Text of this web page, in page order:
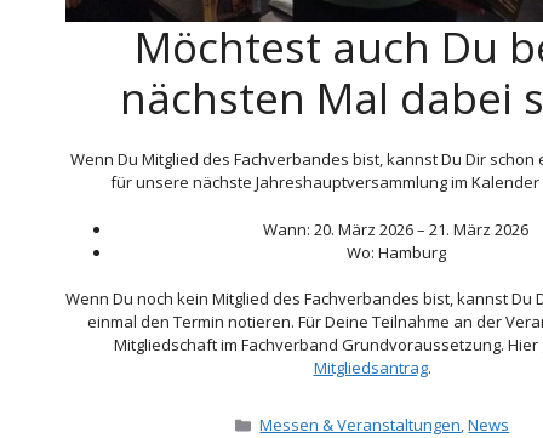
Möchtest auch Du
nächsten Mal dabei
Wenn Du Mitglied des Fachverbandes bist, kannst Du Dir schon
für unsere nächste Jahreshauptversammlung im
Wann: 20. März 2026 – 21. März 2026
Wo: Hamburg
Wenn Du noch kein Mitglied des Fachverbandes bist, kannst Du
einmal den Termin notieren. Für Deine Teilnahme an der
Mitgliedschaft im Fachverband Grundvoraussetzung. Hier
Mitgliedsantrag.
Kategorien
Messen & Veranstaltungen,News